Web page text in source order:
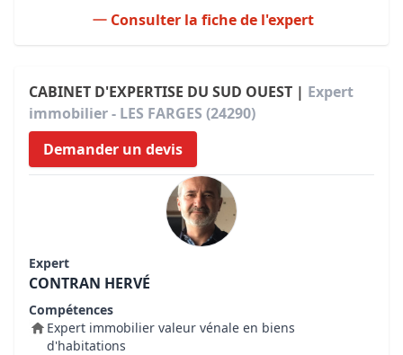
Consulter la fiche de l'expert
CABINET D'EXPERTISE DU SUD OUEST | Expert
immobilier - LES FARGES (24290)
Demander un devis
Expert
CONTRAN HERVÉ
Compétences
Expert immobilier valeur vénale en biens
d'habitations